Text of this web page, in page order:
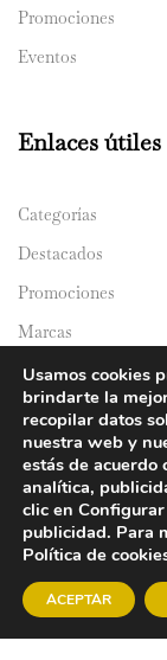
Promociones
Eventos
Enlaces útiles
Categorías
Destacados
Promociones
Marcas
Catálogos
Domicilios
© 2024
Usamos cookies
brindarte la
recopilar datos
nuestra web y
estás de acuerdo
analítica,
clic en
publicidad. Para
Política de
ACEPTAR